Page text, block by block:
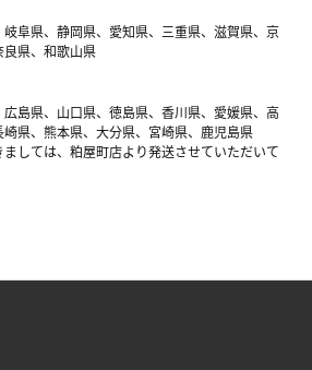
阜県、静岡県、愛知県、三重県、滋賀県、京
県、和歌山県
島県、山口県、徳島県、香川県、愛媛県、高
県、熊本県、大分県、宮崎県、鹿児島県
しては、粕屋町店より発送させていただいて